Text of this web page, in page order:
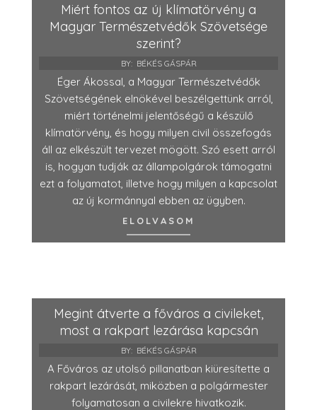
Miért fontos az új klímatörvény a
Magyar Természetvédők Szövetsége
szerint?
BY: BÉKÉS GÁSPÁR
Éger Ákossal, a Magyar Természetvédők
Szövetségének elnökével beszélgettünk arról,
miért történelmi jelentőségű a készülő
klímatörvény, és hogy milyen civil összefogás
áll az elkészült tervezet mögött. Szó esett arról
is, hogyan tudják az állampolgárok támogatni
ezt a folyamatot, illetve hogy milyen a kapcsolat
az új kormánnyal ebben az ügyben.
ELOLVASOM
Megint átverte a főváros a civileket,
most a rakpart lezárása kapcsán
BY: BÉKÉS GÁSPÁR
A Főváros az utolsó pillanatban kiüresítette a
rakpart lezárását, miközben a polgármester
folyamatosan a civilekre hivatkozik.